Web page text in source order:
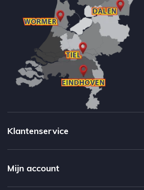
Klantenservice
Mijn account